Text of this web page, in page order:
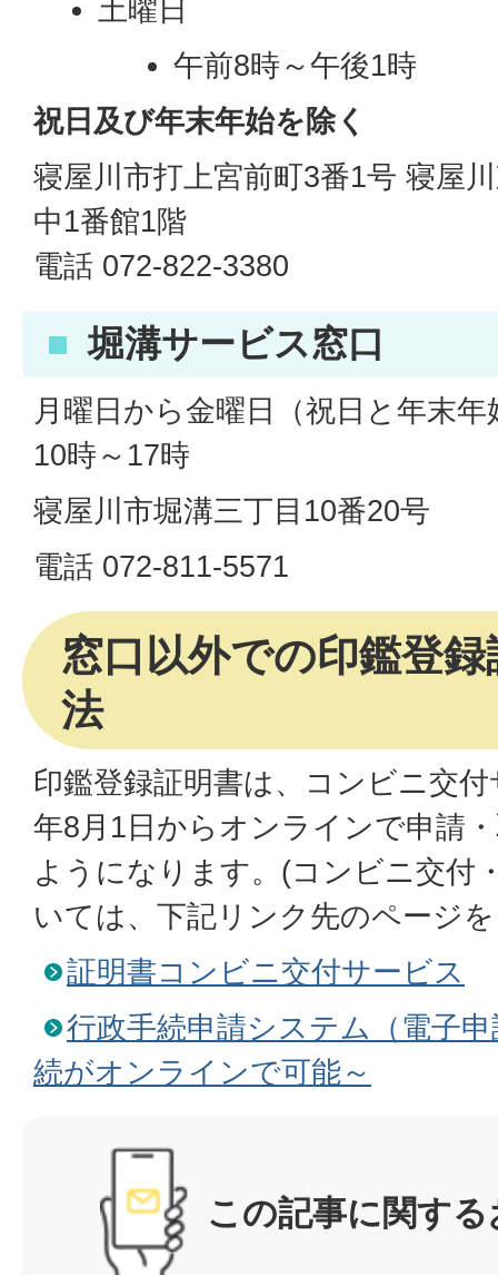
土曜日
午前8時～午後1時
祝日及び年末年始を除く
寝屋川市打上宮前町3番1号 寝屋
中1番館1階
電話 072-822-3380
堀溝サービス窓口
月曜日から金曜日（祝日と年末
10時～17時
寝屋川市堀溝三丁目10番20号
電話 072-811-5571
窓口以外での印鑑登
法
印鑑登録証明書は、コンビニ交
年8月1日からオンラインで申請
ようになります。(コンビニ交付
いては、下記リンク先のページ
証明書コンビニ交付サービス
行政手続申請システム（電子
続がオンラインで可能～
この記事に関す